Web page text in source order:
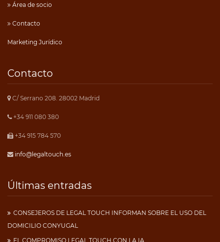
Área de socio
Contacto
Marketing Jurídico
Contacto
C/ Serrano 208. 28002 Madrid
+34 911 080 380
+34 915 784 570
info@legaltouch.es
Últimas entradas
CONSEJEROS DE LEGAL TOUCH INFORMAN SOBRE EL USO DEL
DOMICILIO CONYUGAL
EL COMPROMISO LEGAL TOUCH CON LA IA